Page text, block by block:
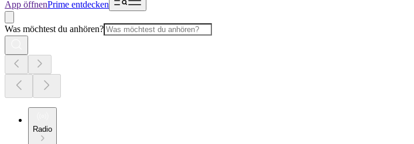
App öffnenPrime entdecken
Was möchtest du anhören?
Radio